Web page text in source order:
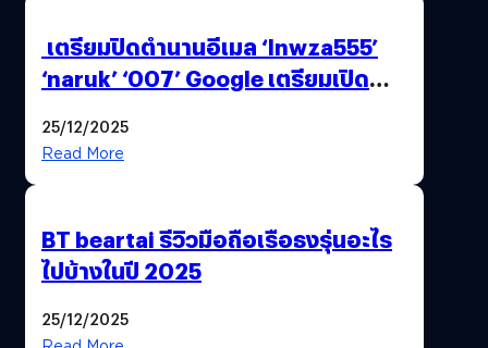
เตรียมปิดตำนานอีเมล ‘lnwza555’
‘naruk’ ‘007’ Google เตรียมเปิด
25/12/2025
Read More
BT beartai รีวิวมือถือเรือธงรุ่นอะไร
ไปบ้างในปี 2025
25/12/2025